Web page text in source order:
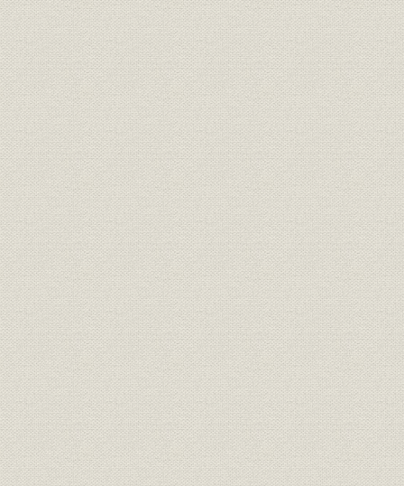
[3] 厳しい検査の眼
[4] 脚光を浴びるニコンとニッコール
[5] ニコンS2へと発展
4 新しい日本光学へ
[1] 販路づくりと「ニッコールクラブ」の結成
[2] エーレンライヒとの固い握手
[3] 業績の急回復
第4章 企業近代化への対応 昭和30年~昭和40年
1 品質第一のもとに
[1] 最高級カメラ「ニコンSP」の発売
[2] 総合光学機械メーカーとして
[3] 品質管理の推進
[4] 業績低迷の打開へ